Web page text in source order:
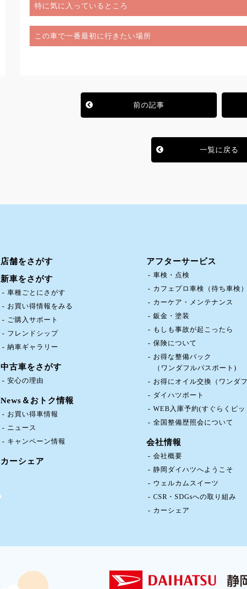
特に気に入っているところ
この車で一番最初に行きたい場所
前の記事
一覧に戻る
店舗をさがす
新車をさがす
車種ごとにさがす
お買い得情報をみる
ご購入サポート
フレンドシップ
納車ギャラリー
中古車をさがす
安心の理由
News＆おトク情報
お買い得車情報
ニュース
キャンペーン情報
カーシェア
アフターサービス
車検・点検
カフェプロ車検（待ち車検）
カーケア・メンテナンス
鈑金・塗装
もしも事故が起こったら
保険について
お得な整備パック
（ワンダフルパスポート)
お得にオイル交換（ワンダ
ダイハツポート
WEB入庫予約(すぐらくピッ
全国整備歴照会について
会社情報
会社概要
静岡ダイハツへようこそ
ウェルカムスイーツ
CSR・SDGsへの取り組み
カーシェア